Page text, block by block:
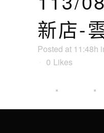
新店-
Posted at 11:48h
0 Likes